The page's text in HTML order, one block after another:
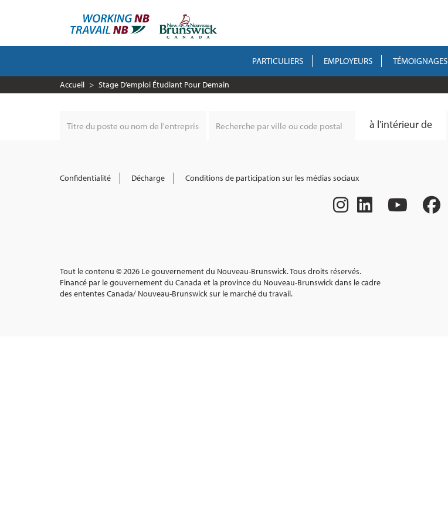
NAVIGATION
PARTICULIERS EMPLOYEURS TÉMOIGNAGES
Accueil Stage D’emploi Étudiant Pour Demain
à l'intérieur de
Confidentialité Décharge Conditions de participation sur les médias sociaux
Tout le contenu © 2026 Le gouvernement du Nouveau-Brunswick. Tous droits réservés.
Financé par le gouvernement du Canada et la province du Nouveau-Brunswick dans le cadre
des ententes Canada/ Nouveau-Brunswick sur le marché du travail.